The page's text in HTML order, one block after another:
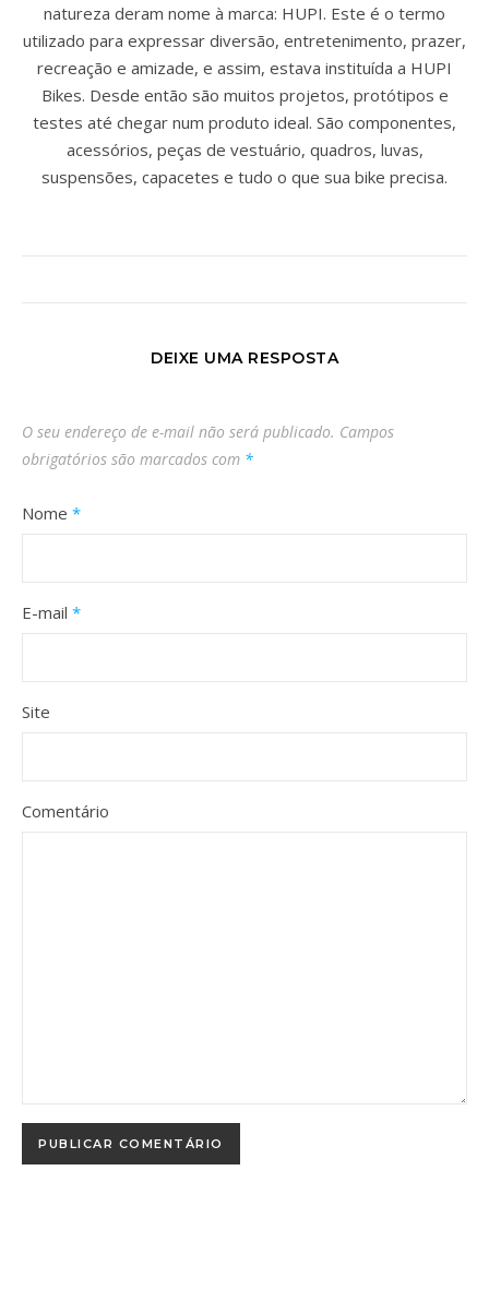
natureza deram nome à marca: HUPI. Este é o termo
utilizado para expressar diversão, entretenimento, prazer,
recreação e amizade, e assim, estava instituída a HUPI
Bikes. Desde então são muitos projetos, protótipos e
testes até chegar num produto ideal. São componentes,
acessórios, peças de vestuário, quadros, luvas,
suspensões, capacetes e tudo o que sua bike precisa.
DEIXE UMA RESPOSTA
O seu endereço de e-mail não será publicado. Campos
obrigatórios são marcados com *
Nome *
E-mail *
Site
Comentário